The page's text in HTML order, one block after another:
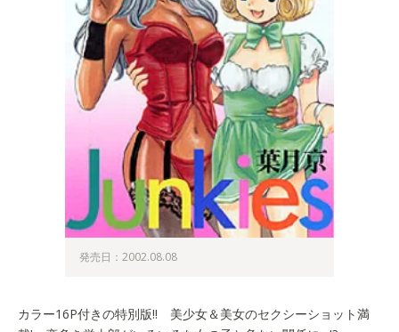
発売日：2002.08.08
カラー16P付きの特別版!! 美少女＆美女のセクシーショット満